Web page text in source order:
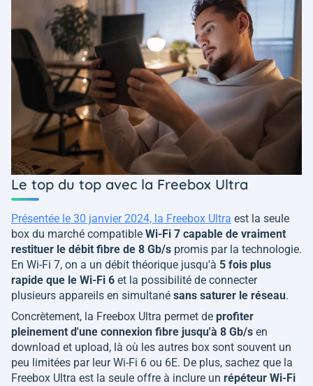
Le top du top avec la Freebox Ultra
Présentée le 30 janvier 2024, la Freebox Ultra est la seule
box du marché compatible Wi-Fi 7 capable de vraiment
restituer le débit fibre de 8 Gb/s promis par la technologie.
En Wi-Fi 7, on a un débit théorique jusqu'à 5 fois plus
rapide que le Wi-Fi 6 et la possibilité de connecter
plusieurs appareils en simultané sans saturer le réseau.
Concrètement, la Freebox Ultra permet de profiter
pleinement d'une connexion fibre jusqu'à 8 Gb/s en
download et upload, là où les autres box sont souvent un
peu limitées par leur Wi-Fi 6 ou 6E. De plus, sachez que la
Freebox Ultra est la seule offre à inclure un répéteur Wi-Fi